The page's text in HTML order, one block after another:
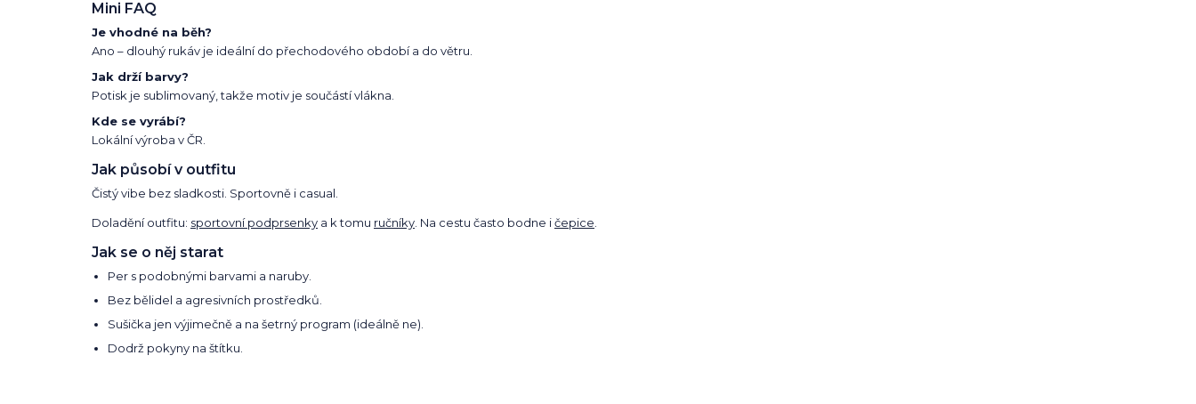
Mini FAQ
Je vhodné na běh?
Ano – dlouhý rukáv je ideální do přechodového období a do větru.
Jak drží barvy?
Potisk je sublimovaný, takže motiv je součástí vlákna.
Kde se vyrábí?
Lokální výroba v ČR.
Jak působí v outfitu
Čistý vibe bez sladkosti. Sportovně i casual.
Doladění outfitu: sportovní podprsenky a k tomu ručníky . Na cestu často bodne ičepice
Jak se o něj starat
Per s podobnými barvami a naruby.
Bez bělidel a agresivních prostředků.
Sušička jen výjimečně a na šetrný program (ideálně ne).
Dodrž pokyny na štítku.